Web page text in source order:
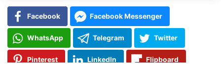
Facebook Facebook Messenger
WhatsApp Telegram Twitter
Pinterest LinkedIn Flipboard